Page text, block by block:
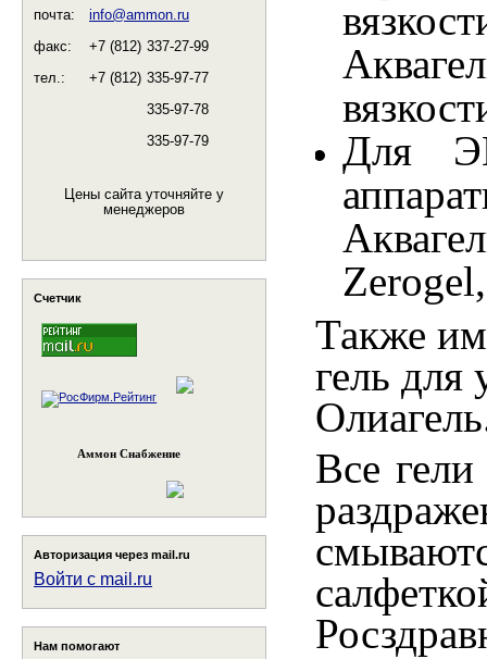
почта:
info@ammon.ru
факс:
+7 (812) 337-27-99
тел.:
+7 (812) 335-97-77
335-97-78
335-97-79
Цены сайта уточняйте у
менеджеров
Счетчик
Аммон Снабжение
Авторизация через mail.ru
Войти с mail.ru
Нам помогают
Для
Также
гель для
Все